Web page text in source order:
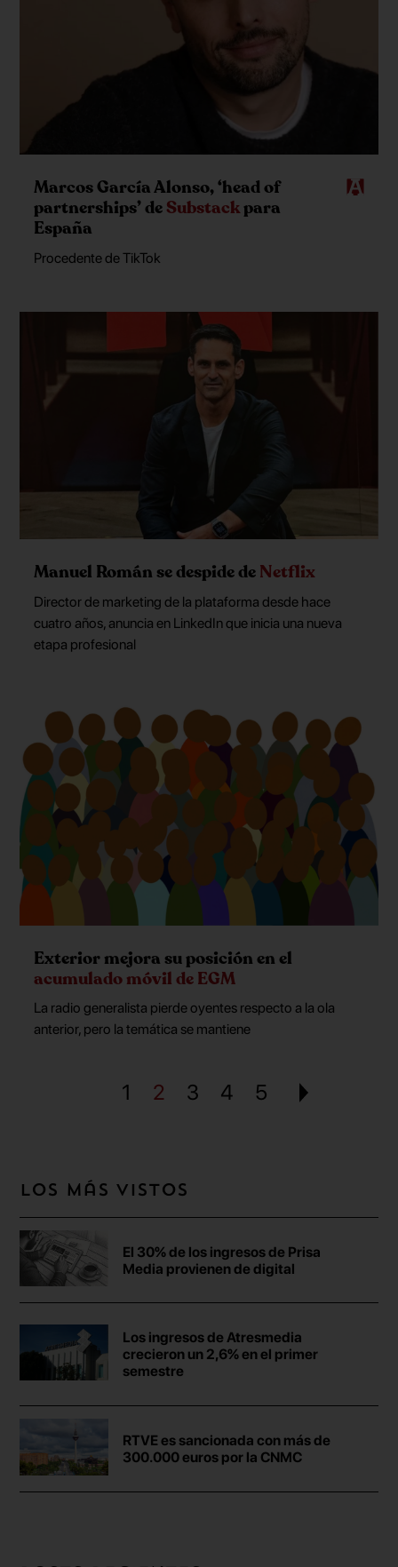
Marcos García Alonso, ‘head of
partnerships’ deSubstackpara
España
Procedente de TikTok
Manuel Román se despide deNetflix
Director de marketing de la plataforma desde hace
cuatro años, anuncia en LinkedIn que inicia una nueva
etapa profesional
Exterior mejora su posición en el
acumulado móvil de EGM
La radio generalista pierde oyentes respecto a la ola
anterior, pero la temática se mantiene
1 2 3 4 5
Los más vistos
El 30% de los ingresos de Prisa
Media provienen de digital
Los ingresos de Atresmedia
crecieron un 2,6% en el primer
semestre
RTVE es sancionada con más de
300.000 euros por la CNMC